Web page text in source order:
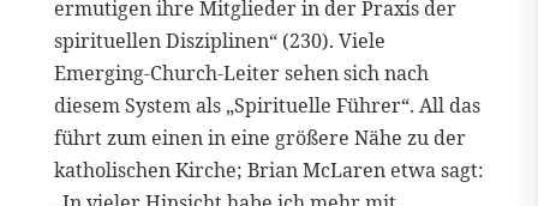
ermutigen ihre Mitglieder in der Praxis der
spirituellen Disziplinen“ (230). Viele
Emerging-Church-Leiter sehen sich nach
diesem System als „Spirituelle Führer“. All das
führt zum einen in eine größere Nähe zu der
katholischen Kirche; Brian McLaren etwa sagt: